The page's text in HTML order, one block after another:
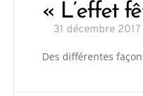
« L’effet
31 décembre 2017
Des différentes